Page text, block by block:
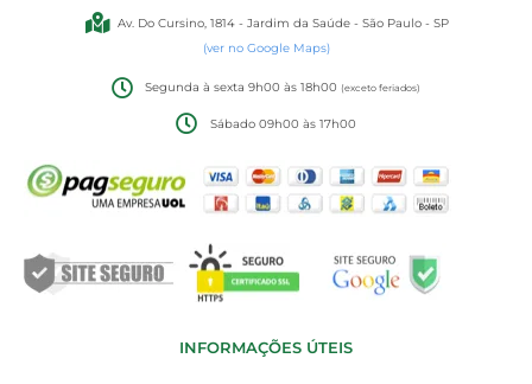
Av. Do Cursino, 1814 - Jardim da Saúde - São Paulo - SP
(ver no Google Maps)
Segunda à sexta 9h00 às 18h00(exceto feriados)
Sábado 09h00 às 17h00
INFORMAÇÕES ÚTEIS